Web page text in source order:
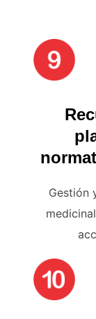
Gestión